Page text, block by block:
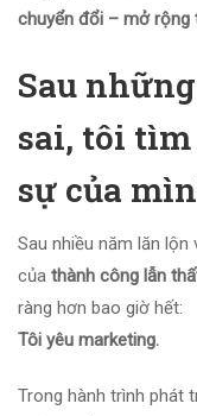
chuyển đổi – mở rộng
Sau
sai, tôi
sự của
Sau nhiều năm lăn
của thành công lẫn
ràng hơn bao giờ hết:
Tôi yêu marketing.
Trong hành trình phát